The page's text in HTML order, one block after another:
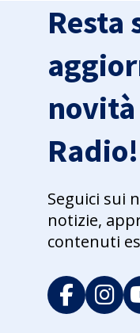
Resta
novità
Radio!
Seguici sui
notizie,
contenuti